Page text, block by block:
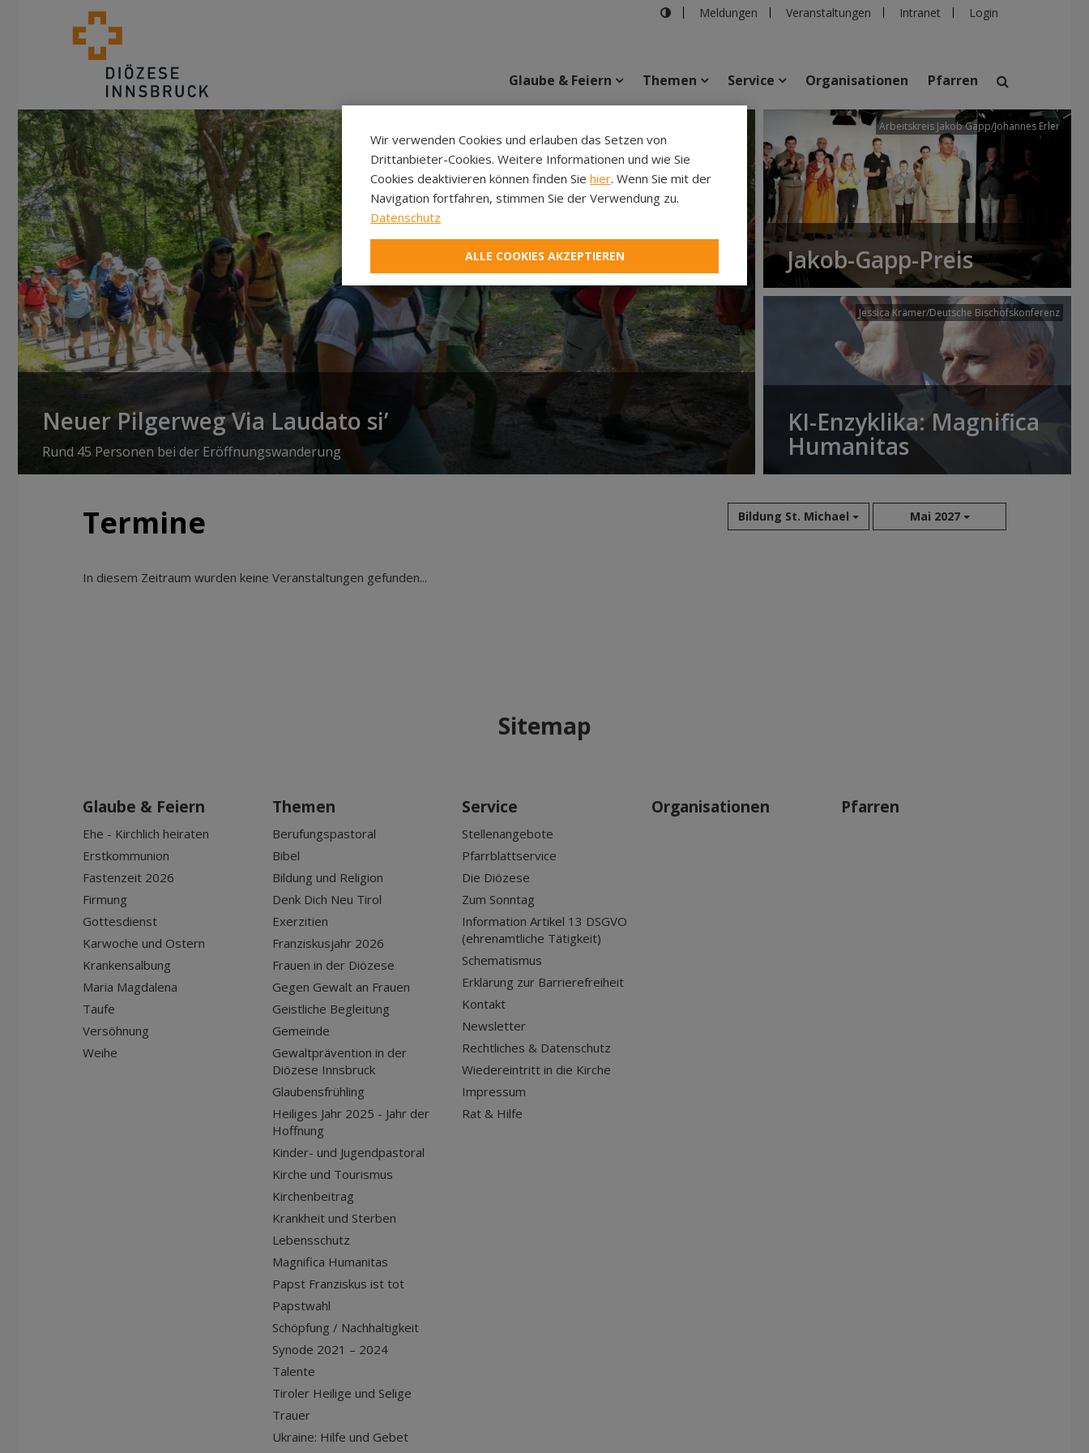
Meldungen Veranstaltungen Intranet Login
suchen
Veranstaltungen Personen Pfarren Einrichtungen
Glaube & Feiern Themen Service Organisationen Pfarren
Neuer Pilgerweg Via Laudato si’
Rund 45 Personen bei der Eröffnungswanderung
Arbeitskreis Jakob Gapp/Johannes Erler
Jakob-Gapp-Preis
Jessica Krämer/Deutsche Bischofskonferenz
KI-Enzyklika: Magnifica
Humanitas
Termine Bildung St. Michael Mai 2027
Jul 2027
In diesem Zeitraum wurden keine Veranstaltungen gefunden...
Sitemap
Glaube & Feiern
Ehe - Kirchlich heiraten
Erstkommunion
Fastenzeit 2026
Firmung
Gottesdienst
Karwoche und Ostern
Krankensalbung
Maria Magdalena
Taufe
Versöhnung
Weihe
Themen
Berufungspastoral
Bibel
Bildung und Religion
Denk Dich Neu Tirol
Exerzitien
Franziskusjahr 2026
Frauen in der Diözese
Gegen Gewalt an Frauen
Geistliche Begleitung
Gemeinde
Gewaltprävention in der
Diözese Innsbruck
Glaubensfrühling
Heiliges Jahr 2025 - Jahr der
Hoffnung
Kinder- und Jugendpastoral
Kirche und Tourismus
Kirchenbeitrag
Krankheit und Sterben
Lebensschutz
Magnifica Humanitas
Papst Franziskus ist tot
Papstwahl
Schöpfung / Nachhaltigkeit
Synode 2021 – 2024
Talente
Tiroler Heilige und Selige
Trauer
Ukraine: Hilfe und Gebet
Service
Stellenangebote
Pfarrblattservice
Die Diözese
Zum Sonntag
Information Artikel 13 DSGVO
(ehrenamtliche Tätigkeit)
Schematismus
Erklärung zur Barrierefreiheit
Kontakt
Newsletter
Rechtliches & Datenschutz
Wiedereintritt in die Kirche
Impressum
Rat & Hilfe
Organisationen Pfarren
Wir verwenden Cookies und erlauben das Setzen von
Drittanbieter-Cookies. Weitere Informationen und wie Sie
Cookies deaktivieren können finden Sie hier. Wenn Sie mit der
Navigation fortfahren, stimmen Sie der Verwendung zu.
Datenschutz
ALLE COOKIES AKZEPTIEREN